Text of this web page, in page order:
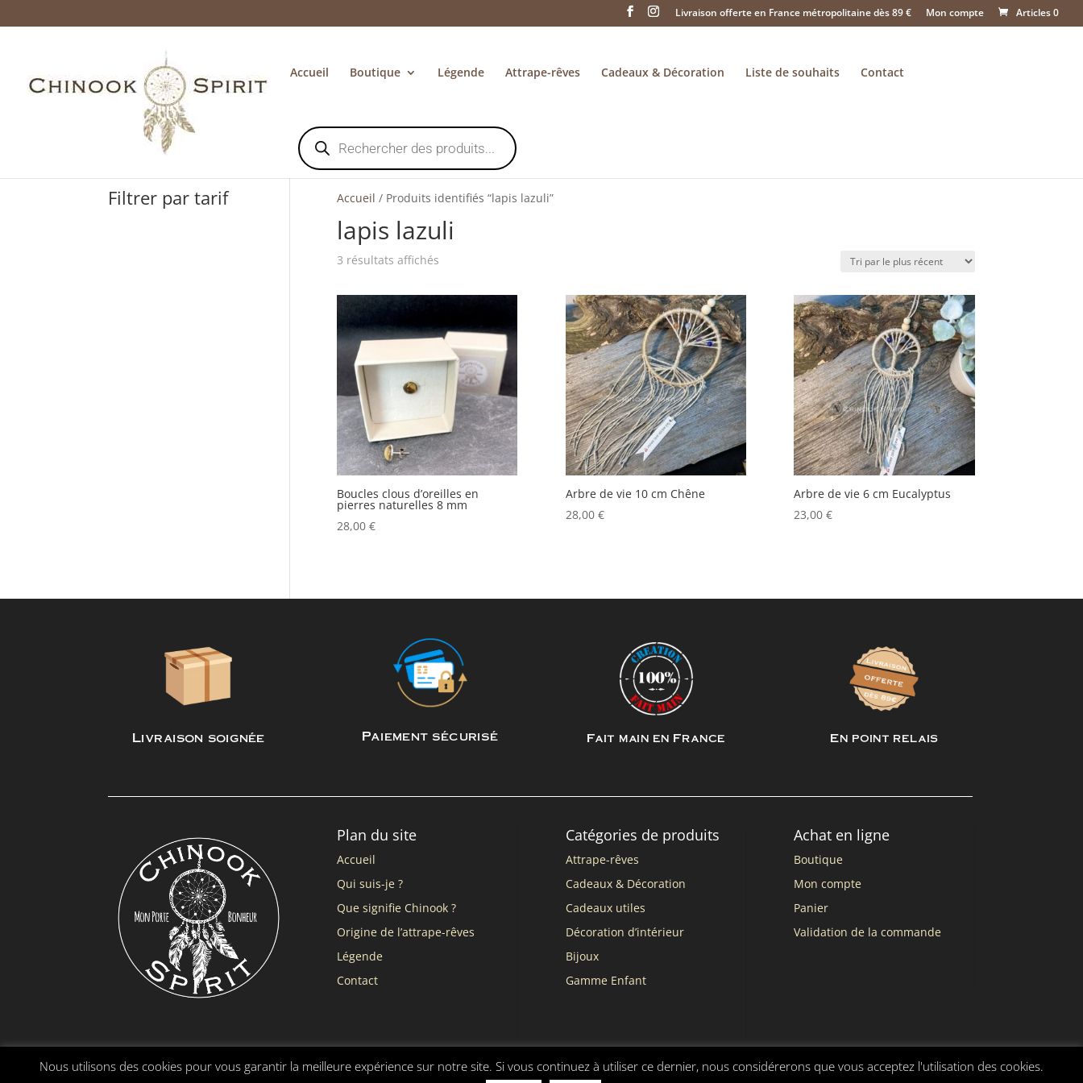
Livraison offerte en France métropolitaine dès 89 € Mon compte Articles 0
Accueil Boutique Légende Attrape-rêves Cadeaux & Décoration Liste de souhaits Contact
Recherche
de
produits
Accueil / Produits identifiés “lapis lazuli”
lapis lazuli
3 résultats affichésTrié
plus
au
plus
ancien
Boucles clous d’oreilles en
pierres naturelles 8 mm
28,00 €
Arbre de vie 10 cm Chêne
28,00 €
Arbre de vie 6 cm Eucalyptus
23,00€
Filtrer par tarif
Livraison soignée Paiement sécurisé Fait main en France En point relais
Plan du site
Accueil
Qui suis-je ?
Que signifie Chinook ?
Origine de l’attrape-rêves
Légende
Contact
Catégories de produits
Attrape-rêves
Cadeaux & Décoration
Cadeaux utiles
Décoration d’intérieur
Bijoux
Gamme Enfant
Achat en ligne
Boutique
Mon compte
Panier
Validation de la commande
Chinook Spirit ® | Mentions légales Conditions générales de vente
Nous utilisons des cookies pour vous garantir la meilleure expérience sur notre site. Si vous continuez à utiliser ce dernier, nous considérerons que vous acceptez l'utilisation des cookies.